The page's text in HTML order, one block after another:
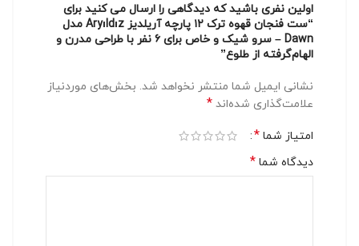
اولین نفری باشید که دیدگاهی را ارسال می کنید برای
“ست فنجان قهوه ترک ۱۲ پارچه آریلدیز Aryıldız مدل
Dawn – سرو شیک و خاص برای ۶ نفر با طراحی مدرن و
الهام‌گرفته از طلوع”
نشانی ایمیل شما منتشر نخواهد شد. بخش‌های موردنیاز
علامت‌گذاری شده‌اند *
امتیاز شما *
دیدگاه شما *